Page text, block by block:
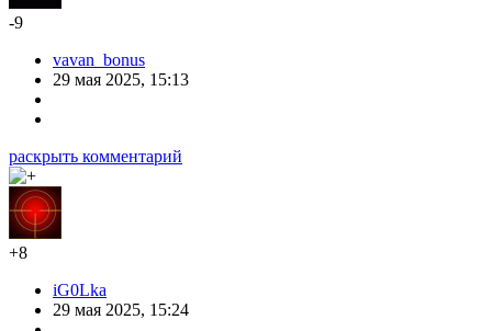
-9
vavan_bonus
29 мая 2025, 15:13
раскрыть комментарий
+8
iG0Lka
29 мая 2025, 15:24